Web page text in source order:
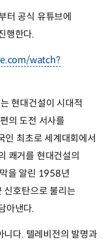
터 공식 유튜브에
행한다.
watch?
현대건설이 시대적
의 도전 서사를
최초로 세계대회에서
쾌거를 현대건설의
을 알린 1958년
신호탄으로 불리는
아낸다.
니다. 텔레비전의 발명과